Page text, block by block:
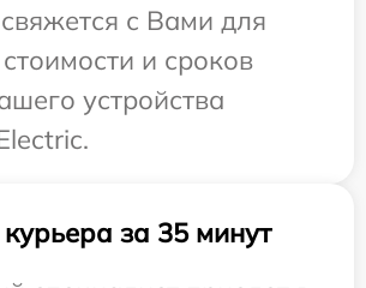
с Вами для
и сроков
устройства
за 35 минут